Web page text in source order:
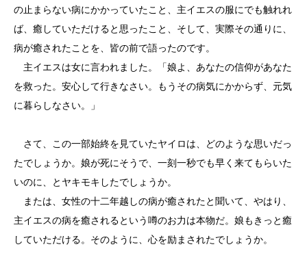
の止まらない病にかかっていたこと、主イエスの服にでも触れれ
ば、癒していただけると思ったこと、そして、実際その通りに、
病が癒されたことを、皆の前で語ったのです。
主イエスは女に言われました。「娘よ、あなたの信仰があなた
を救った。安心して行きなさい。もうその病気にかからず、元気
に暮らしなさい。」
さて、この一部始終を見ていたヤイロは、どのような思いだっ
たでしょうか。娘が死にそうで、一刻一秒でも早く来てもらいた
いのに、とヤキモキしたでしょうか。
または、女性の十二年越しの病が癒されたと聞いて、やはり、
主イエスの病を癒されるという噂のお力は本物だ。娘もきっと癒
していただける。そのように、心を励まされたでしょうか。